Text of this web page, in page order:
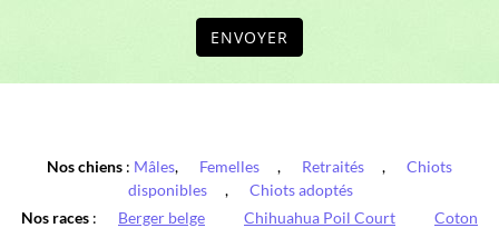
ENVOYER
Nos chiens : Mâles, Femelles , Retraités ,
Chiots
disponibles
,
Chiots adoptés
Nos races : Berger belge Chihuahua Poil Court
Coton